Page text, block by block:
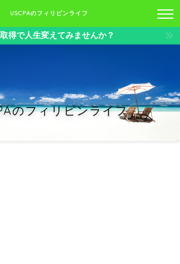
USCPAのフィリピンライフ
得で人生変えてみませんか？
のフィリピンライフ